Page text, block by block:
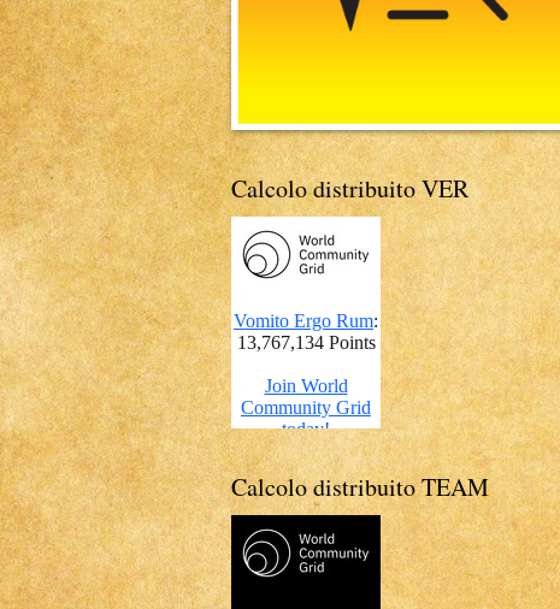
Calcolo distribuito VER
Calcolo distribuito TEAM